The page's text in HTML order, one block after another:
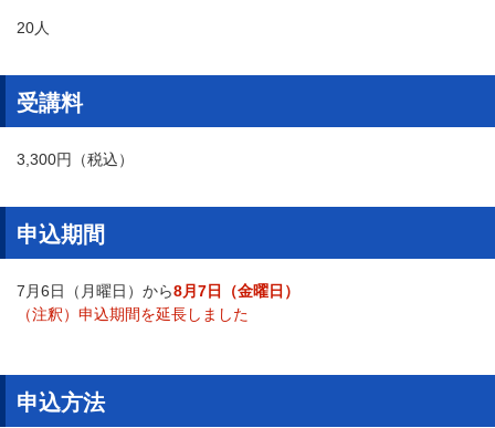
20人
受講料
3,300円（税込）
申込期間
7月6日（月曜日）から8月7日（金曜日）
（注釈）申込期間を延長しました
申込方法